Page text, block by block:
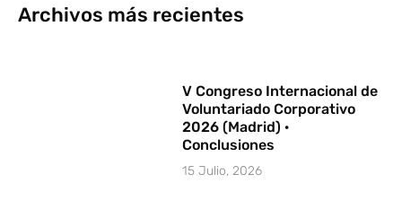
Archivos más recientes
V Congreso Internacional de
Voluntariado Corporativo
2026 (Madrid) ·
Conclusiones
15 Julio, 2026